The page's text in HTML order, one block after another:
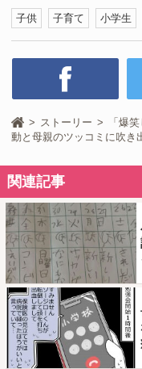
子供 子育て 小学生
ストーリー
「爆
動と母親のツッコミに吹き
関連記事